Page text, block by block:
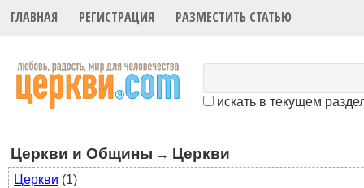
ГЛАВНАЯ РЕГИСТРАЦИЯ РАЗМЕСТИТЬ СТАТЬЮ
искать в текущем
Церкви и Общины → Церкви
Церкви (1)